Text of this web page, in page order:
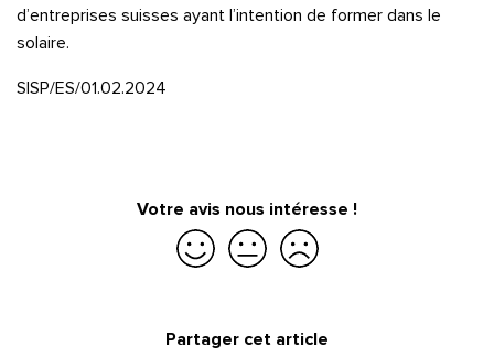
d’entreprises suisses ayant l’intention de former dans le
solaire.
SISP/ES/01.02.2024
Votre avis nous intéresse !
Partager cet article
Quelle est la pertinence de cette page?